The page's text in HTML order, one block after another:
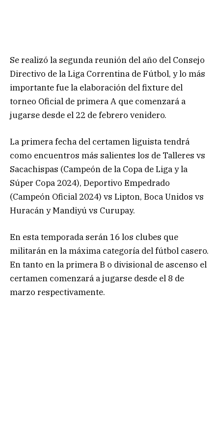
Se realizó la segunda reunión del año del Consejo
Directivo de la Liga Correntina de Fútbol, y lo más
importante fue la elaboración del fixture del
torneo Oficial de primera A que comenzará a
jugarse desde el 22 de febrero venidero.
La primera fecha del certamen liguista tendrá
como encuentros más salientes los de Talleres vs
Sacachispas (Campeón de la Copa de Liga y la
Súper Copa 2024), Deportivo Empedrado
(Campeón Oficial 2024) vs Lipton, Boca Unidos vs
Huracán y Mandiyú vs Curupay.
En esta temporada serán 16 los clubes que
militarán en la máxima categoría del fútbol casero.
En tanto en la primera B o divisional de ascenso el
certamen comenzará a jugarse desde el 8 de
marzo respectivamente.